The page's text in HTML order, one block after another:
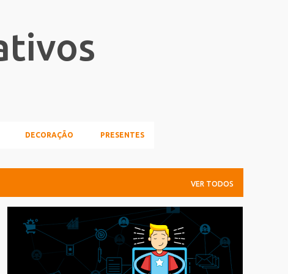
DECORAÇÃO PRESENTES
VER TODOS
BLOGGER